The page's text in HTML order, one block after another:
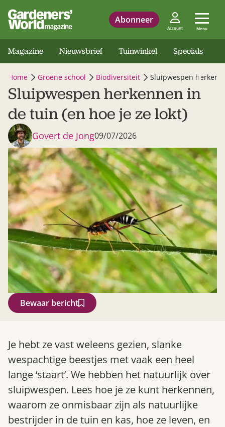
Abonneer
Account Menu
Magazine Nieuwsbrief Tuinwinkel Specials
Home Groene school Biodiversiteit Sluipwespen
Sluipwespen herkennen in
de tuin (en hoe je ze lokt)
Govert de Jong09/07/2026
Bewaar bericht
Je hebt ze vast weleens gezien, slanke
wespachtige beestjes met vaak een heel
lange ‘staart’. We hebben het natuurlijk over
sluipwespen. Lees hoe je ze kunt herkennen,
waarom ze onmisbaar zijn als natuurlijke
bestrijder in de tuin en kas, hoe ze leven, en